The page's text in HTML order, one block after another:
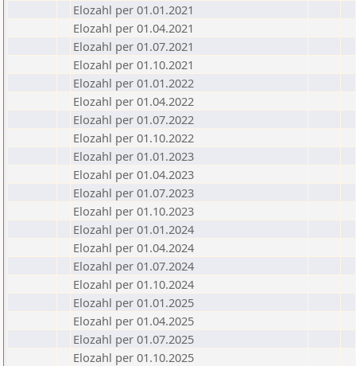
Elozahl per 01.01.2021
Elozahl per 01.04.2021
Elozahl per 01.07.2021
Elozahl per 01.10.2021
Elozahl per 01.01.2022
Elozahl per 01.04.2022
Elozahl per 01.07.2022
Elozahl per 01.10.2022
Elozahl per 01.01.2023
Elozahl per 01.04.2023
Elozahl per 01.07.2023
Elozahl per 01.10.2023
Elozahl per 01.01.2024
Elozahl per 01.04.2024
Elozahl per 01.07.2024
Elozahl per 01.10.2024
Elozahl per 01.01.2025
Elozahl per 01.04.2025
Elozahl per 01.07.2025
Elozahl per 01.10.2025